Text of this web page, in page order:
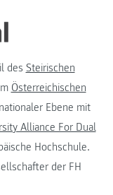
des Steirischen
Österreichischen
Ebene mit
Alliance For Dual
Hochschule.
der FH